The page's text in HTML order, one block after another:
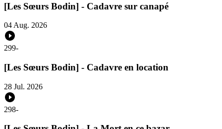
[Les Sœurs Bodin] - Cadavre sur canapé
04 Aug. 2026
299-
[Les Sœurs Bodin] - Cadavre en location
28 Jul. 2026
298-